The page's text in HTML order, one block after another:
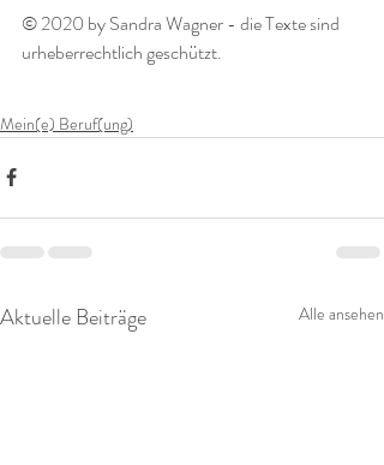
© 2020 by Sandra Wagner - die Texte sind
urheberrechtlich geschützt.
Mein(e) Beruf(ung)
Aktuelle Beiträge Alle ansehen